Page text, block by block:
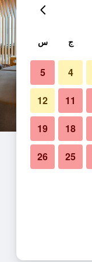
ج س
4
5
11
12
18
19
25
26